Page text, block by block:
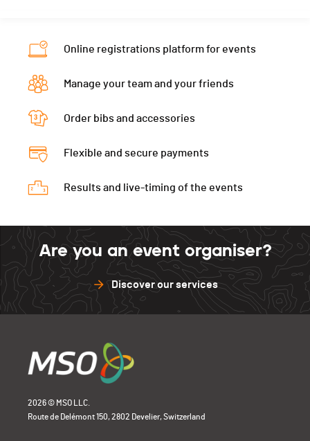
Online registrations platform for events
Manage your team and your friends
Order bibs and accessories
Flexible and secure payments
Results and live-timing of the events
Are you an event organiser?
Discover our services
2026 © MSO LLC.
Route de Delémont 150, 2802 Develier, Switzerland